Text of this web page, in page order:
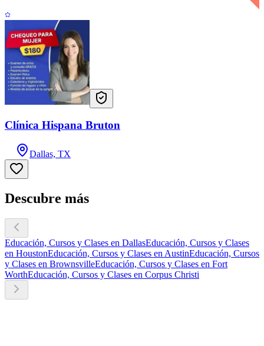
Clínica Hispana Bruton
Dallas, TX
Descubre más
Educación, Cursos y Clases en DallasEducación, Cursos y Clases
en HoustonEducación, Cursos y Clases en AustinEducación, Cursos
y Clases en BrownsvilleEducación, Cursos y Clases en Fort
WorthEducación, Cursos y Clases en Corpus Christi